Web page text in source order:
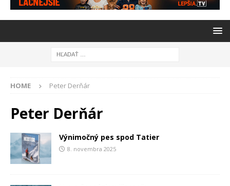
HOME Peter Derňár
Peter Derňár
Výnimočný pes spod Tatier
8. novembra 2025